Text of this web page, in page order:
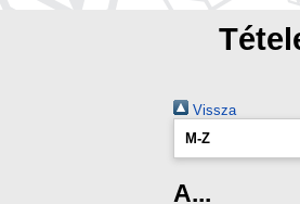
Vissza
M-Z
A...